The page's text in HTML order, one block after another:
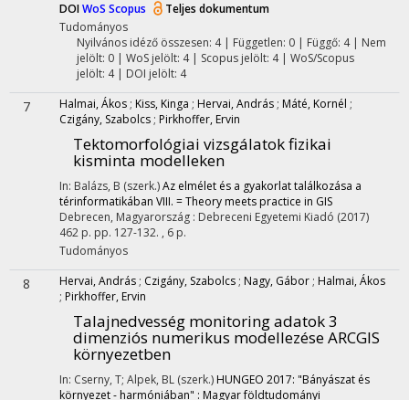
DOIWoS Scopus
Teljes dokumentum
Tudományos
Nyilvános idéző összesen: 4| Független: 0 | Függő: 4 | Nem
jelölt: 0 | WoS jelölt: 4 | Scopus jelölt: 4 | WoS/Scopus
jelölt: 4 | DOI jelölt: 4
7 Halmai, Ákos ; Kiss, Kinga ; Hervai, András ; Máté, Kornél ;
Czigány, Szabolcs ; Pirkhoffer, Ervin
Tektomorfológiai vizsgálatok fizikai
kisminta modelleken
In: Balázs, B (szerk.)Az elmélet és a gyakorlat találkozása a
térinformatikában VIII. = Theory meets practice in GIS
Debrecen, Magyarország : Debreceni Egyetemi Kiadó (2017)
462 p. pp. 127-132. , 6 p.
Tudományos
8 Hervai, András ; Czigány, Szabolcs ; Nagy, Gábor ; Halmai, Ákos
; Pirkhoffer, Ervin
Talajnedvesség monitoring adatok 3
dimenziós numerikus modellezése ARCGIS
környezetben
In: Cserny, T; Alpek, BL (szerk.) HUNGEO 2017: "Bányászat és
környezet - harmóniában" : Magyar földtudományi